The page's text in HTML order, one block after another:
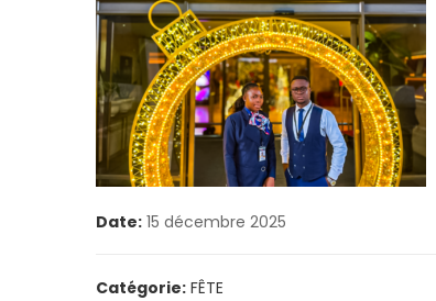
Date: 15 décembre 2025
Catégorie: FÊTE